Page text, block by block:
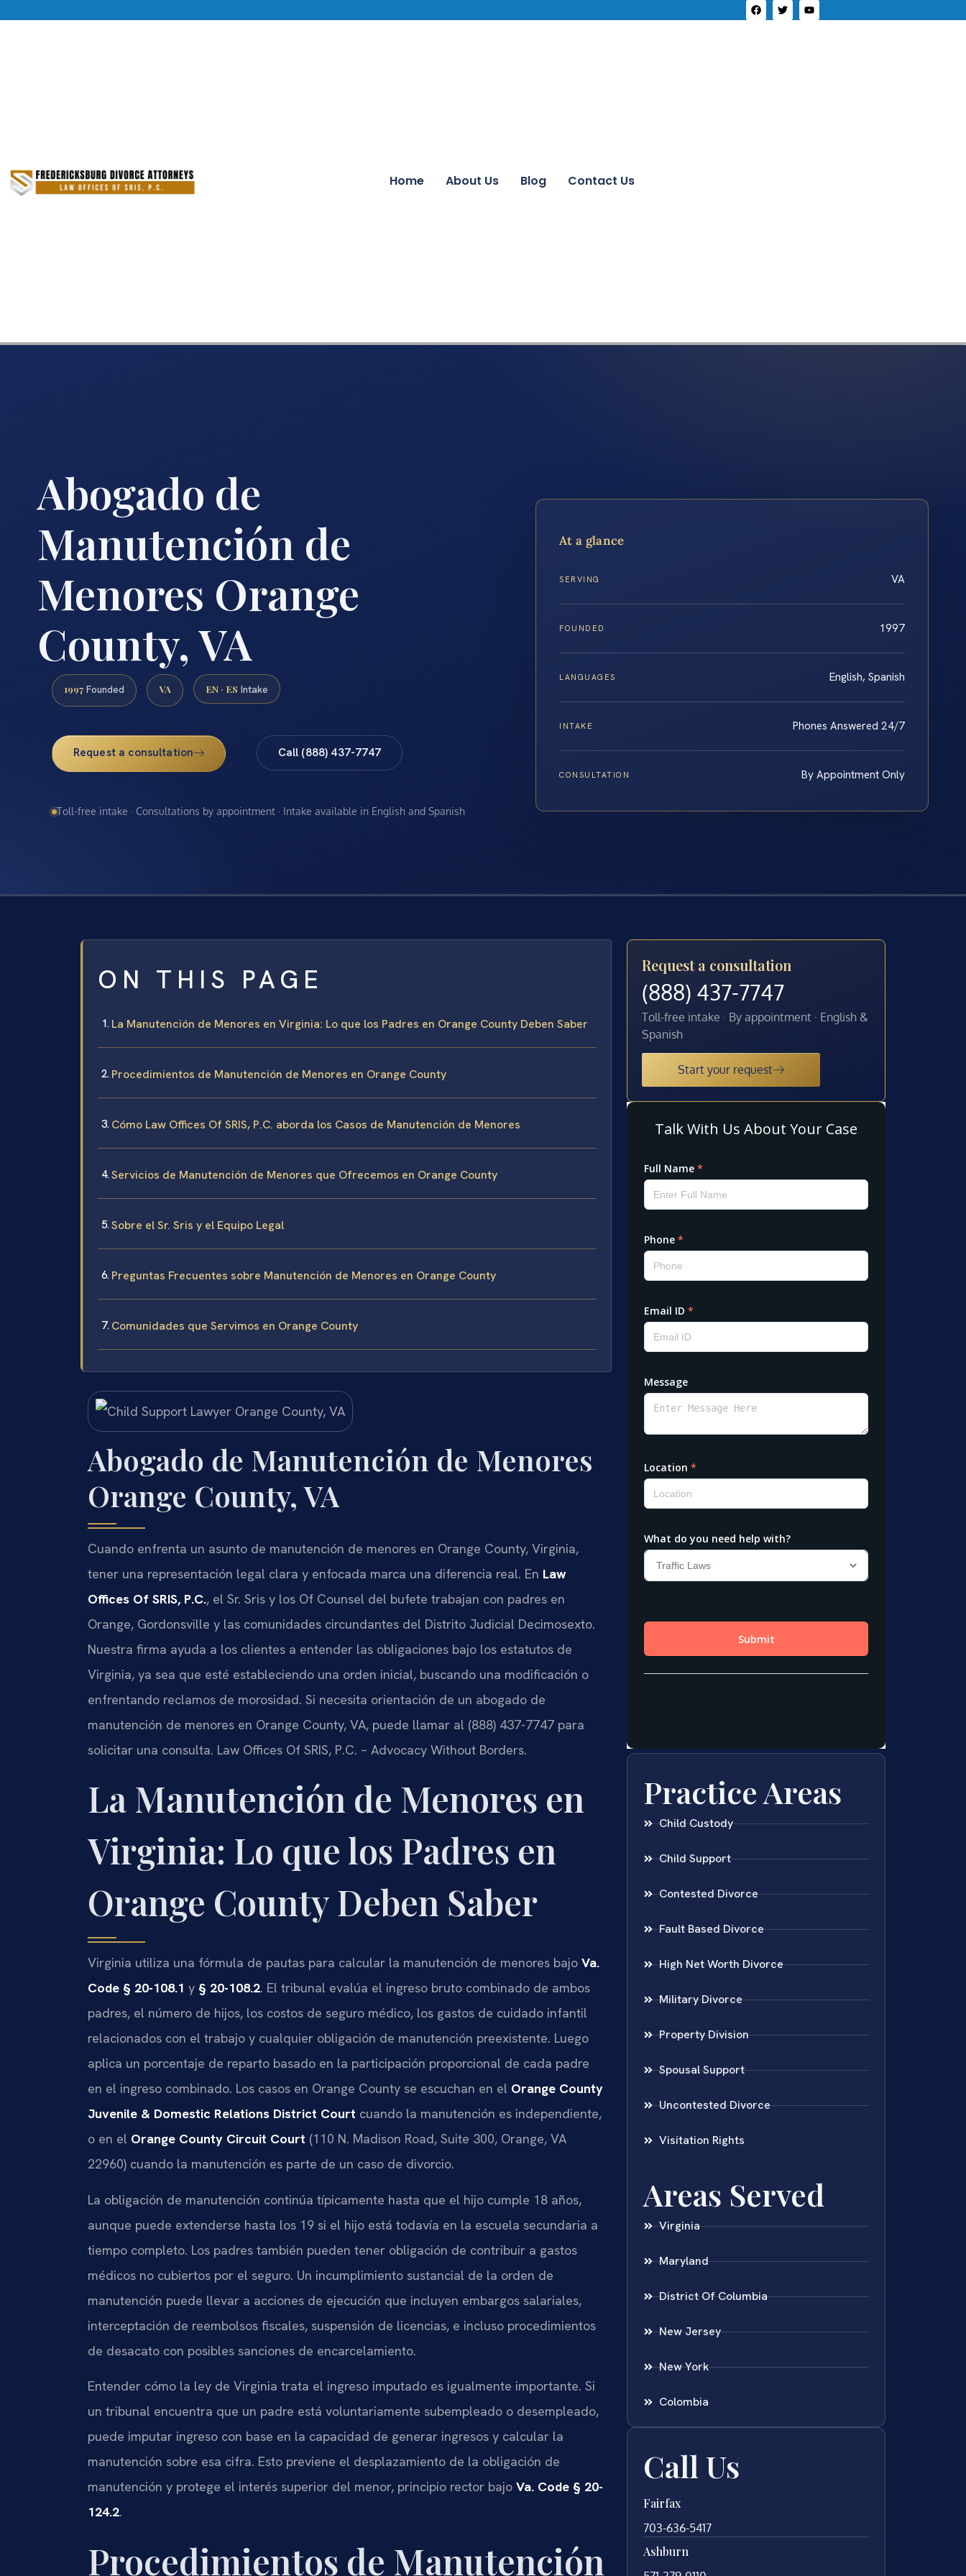
Home About Us Blog Contact Us
Abogado de
Manutención de
Menores Orange
County, VA
1997 Founded VA EN · ES Intake
Request a consultation Call (888) 437-7747
Toll-free intake · Consultations by appointment · Intake available in English and Spanish
At a glance
SERVING VA
FOUNDED 1997
LANGUAGES English, Spanish
INTAKE Phones Answered 24/7
CONSULTATION By Appointment Only
ON THIS PAGE
La Manutención de Menores en Virginia: Lo que los Padres en Orange County Deben Saber
Procedimientos de Manutención de Menores en Orange County
Cómo Law Offices Of SRIS, P.C. aborda los Casos de Manutención de Menores
Servicios de Manutención de Menores que Ofrecemos en Orange County
Sobre el Sr. Sris y el Equipo Legal
Preguntas Frecuentes sobre Manutención de Menores en Orange County
Comunidades que Servimos en Orange County
Abogado de Manutención de Menores
Orange County, VA
Cuando enfrenta un asunto de manutención de menores en Orange County, Virginia,
tener una representación legal clara y enfocada marca una diferencia real. En Law
Offices Of SRIS, P.C., el Sr. Sris y los Of Counsel del bufete trabajan con padres en
Orange, Gordonsville y las comunidades circundantes del Distrito Judicial Decimosexto.
Nuestra firma ayuda a los clientes a entender las obligaciones bajo los estatutos de
Virginia, ya sea que esté estableciendo una orden inicial, buscando una modificación o
enfrentando reclamos de morosidad. Si necesita orientación de un abogado de
manutención de menores en Orange County, VA, puede llamar al (888) 437-7747 para
solicitar una consulta. Law Offices Of SRIS, P.C. – Advocacy Without Borders.
La Manutención de Menores en
Virginia: Lo que los Padres en
Orange County Deben Saber
Virginia utiliza una fórmula de pautas para calcular la manutención de menores bajo Va.
Code § 20-108.1 y § 20-108.2. El tribunal evalúa el ingreso bruto combinado de ambos
padres, el número de hijos, los costos de seguro médico, los gastos de cuidado infantil
relacionados con el trabajo y cualquier obligación de manutención preexistente. Luego
aplica un porcentaje de reparto basado en la participación proporcional de cada padre
en el ingreso combinado. Los casos en Orange County se escuchan en el Orange County
Juvenile & Domestic Relations District Court cuando la manutención es independiente,
o en el Orange County Circuit Court (110 N. Madison Road, Suite 300, Orange, VA
22960) cuando la manutención es parte de un caso de divorcio.
La obligación de manutención continúa típicamente hasta que el hijo cumple 18 años,
aunque puede extenderse hasta los 19 si el hijo está todavía en la escuela secundaria a
tiempo completo. Los padres también pueden tener obligación de contribuir a gastos
médicos no cubiertos por el seguro. Un incumplimiento sustancial de la orden de
manutención puede llevar a acciones de ejecución que incluyen embargos salariales,
interceptación de reembolsos fiscales, suspensión de licencias, e incluso procedimientos
de desacato con posibles sanciones de encarcelamiento.
Entender cómo la ley de Virginia trata el ingreso imputado es igualmente importante. Si
un tribunal encuentra que un padre está voluntariamente subempleado o desempleado,
puede imputar ingreso con base en la capacidad de generar ingresos y calcular la
manutención sobre esa cifra. Esto previene el desplazamiento de la obligación de
manutención y protege el interés superior del menor, principio rector bajo Va. Code § 20-
124.2.
Procedimientos de Manutención
Request a consultation
(888) 437-7747
Toll-free intake · By appointment · English &
Spanish
Start your request
Practice Areas
Child Custody
Child Support
Contested Divorce
Fault Based Divorce
High Net Worth Divorce
Military Divorce
Property Division
Spousal Support
Uncontested Divorce
Visitation Rights
Areas Served
Virginia
Maryland
District Of Columbia
New Jersey
New York
Colombia
Call Us
Fairfax
703-636-5417
Ashburn